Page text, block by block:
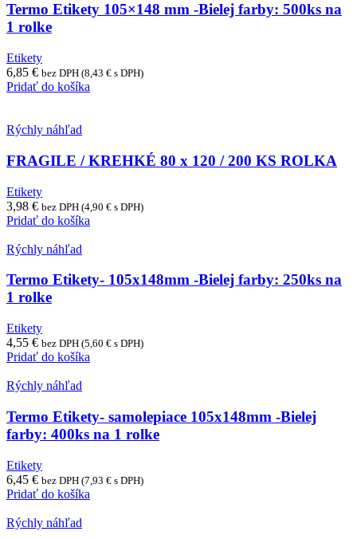
Termo Etikety 105×148 mm -Bielej farby: 500ks na
1 rolke
Etikety
6,85 € bez DPH (8,43 € s DPH)
Pridať do košíka
Rýchly náhľad
FRAGILE / KREHKÉ 80 x 120 / 200 KS ROLKA
Etikety
3,98 € bez DPH (4,90 € s DPH)
Pridať do košíka
Rýchly náhľad
Termo Etikety- 105x148mm -Bielej farby: 250ks na
1 rolke
Etikety
4,55 € bez DPH (5,60 € s DPH)
Pridať do košíka
Rýchly náhľad
Termo Etikety- samolepiace 105x148mm -Bielej
farby: 400ks na 1 rolke
Etikety
6,45 € bez DPH (7,93 € s DPH)
Pridať do košíka
Rýchly náhľad